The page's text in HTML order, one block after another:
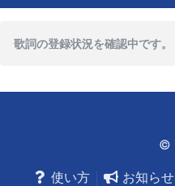
歌詞の登録状況を確認中です。
©
使い方
お知らせ